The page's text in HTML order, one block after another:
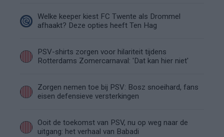
Welke keeper kiest FC Twente als Drommel
afhaakt? Deze opties heeft Ten Hag
PSV-shirts zorgen voor hilariteit tijdens
Rotterdams Zomercarnaval: 'Dat kan hier niet'
Zorgen nemen toe bij PSV: Bosz snoeihard, fans
eisen defensieve versterkingen
Ooit de toekomst van PSV, nu op weg naar de
uitgang: het verhaal van Babadi